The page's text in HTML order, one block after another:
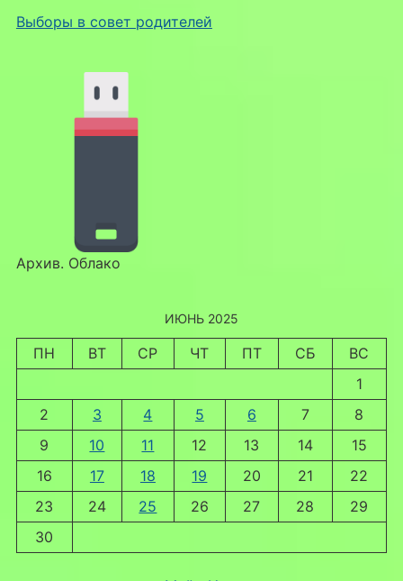
Выборы в совет родителей
Архив. Облако
ИЮНЬ 2025
ПН ВТ СР ЧТ ПТ СБ
ВС
1
2
3 4 5 6 7
8
9
10 11 12 13 14
15
16
17 18 19 20 21
22
23
24 25 26 27 28
29
30